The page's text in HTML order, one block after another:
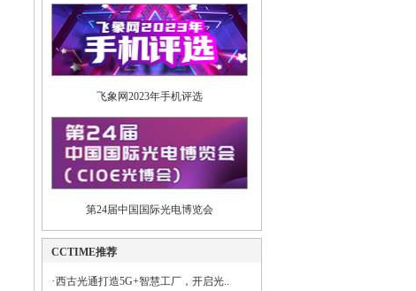
飞象网2023年手机评选
第24届中国国际光电博览会
CCTIME推荐
·西古光通打造5G+智慧工厂，开启光..